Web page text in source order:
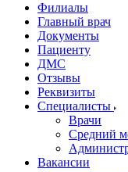
Филиалы
Главный врач
Документы
Пациенту
ДМС
Отзывы
Реквизиты
Специалисты
Врачи
Средний
Вакансии